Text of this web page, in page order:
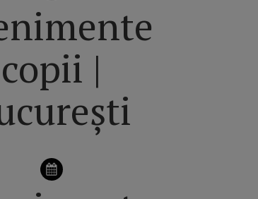
copii |